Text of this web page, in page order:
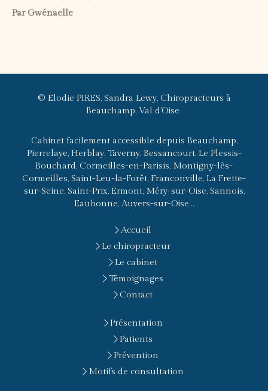
Par Gwénaelle
© Elodie PIRES, Sandra Lewy, Chiropracteurs à
Beauchamp, Val d'Oise
Cabinet facilement accessible depuis Beauchamp,
Pierrelaye, Herblay, Taverny, Bessancourt, Le Plessis-
Bouchard, Cormeilles-en-Parisis, Montigny-lès-
Cormeilles, Saint-Leu-la-Forêt, Franconville, La Frette-
sur-Seine, Saint-Prix, Ermont, Méry-sur-Oise, Sannois,
Eaubonne, Auvers-sur-Oise...
Accueil
Le chiropracteur
Le cabinet
Témoignages
Contact
Présentation
Patients
Prévention
Motifs de consultation